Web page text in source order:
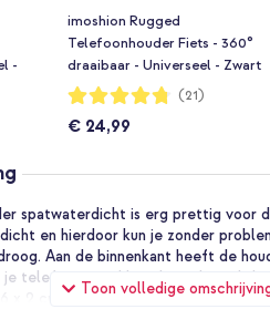
-
imoshion Rugged
Telefoonhouder Fiets - 360°
draaibaar - Universeel - Zwart
Waardering:
95%
(21)
€ 24,99
Toon volledige
spatwaterdicht is erg prettig voor
en hierdoor kun je zonder
Aan de binnenkant heeft de
je telefoon goed beschermd wordt
x 2 cm en een binnenruimte van 16,8